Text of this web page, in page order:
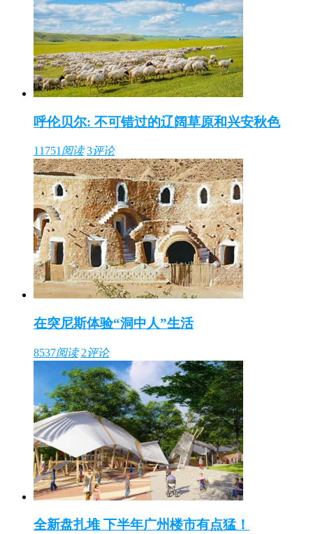
呼伦贝尔: 不可错过的辽阔草原和兴安秋色
11751 阅读 3评论
在突尼斯体验“洞中人”生活
8537阅读 2评论
全新盘扎堆 下半年广州楼市有点猛！